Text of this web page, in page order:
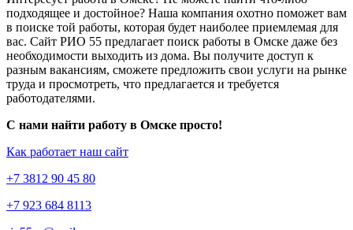
подходящее и достойное? Наша компания охотно поможет вам
в поиске той работы, которая будет наиболее приемлемая для
вас. Сайт РИО 55 предлагает поиск работы в Омске даже без
необходимости выходить из дома. Вы получите доступ к
разным вакансиям, сможете предложить свои услуги на рынке
труда и просмотреть, что предлагается и требуется
работодателями.
С нами найти работу в Омске просто!
Как работает наш сайт
+7 3812 90 45 80
+7 923 684 8113